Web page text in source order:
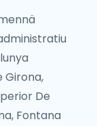
Girona,
De
Fontana